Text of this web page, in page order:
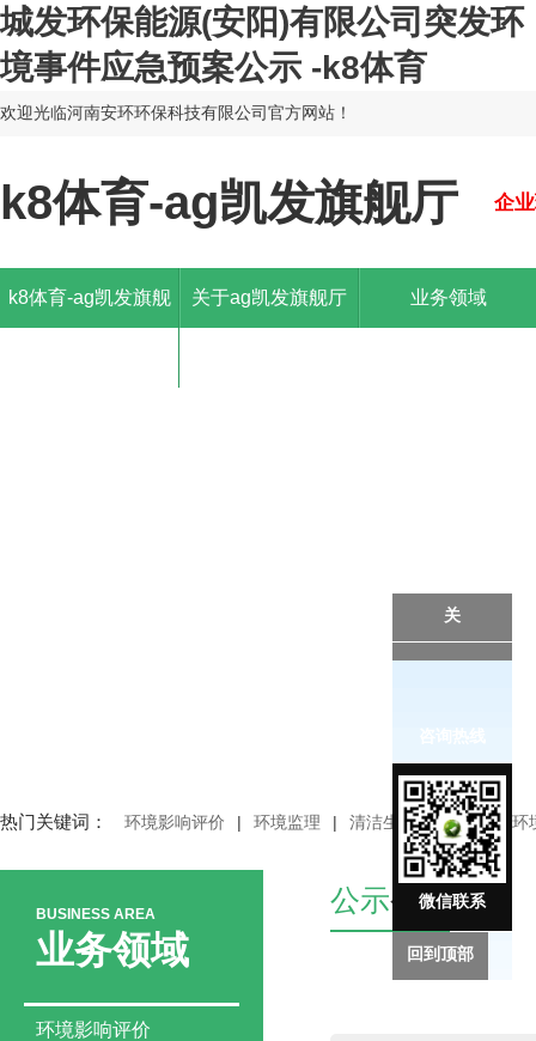
城发环保能源(安阳)有限公司突发环
境事件应急预案公示 -k8体育
欢迎光临河南安环环保科技有限公司官方网站！
k8体育-ag凯发旗舰厅 企
k8体育-ag凯发旗舰 关于ag凯发旗舰厅 业务领域
热门关键词： 环境影响评价 | 环境监理 | 清洁生产审核 | 突发环
BUSINESS AREA
业务领域
环境影响评价
公示公告
关
微信联系
回到顶部